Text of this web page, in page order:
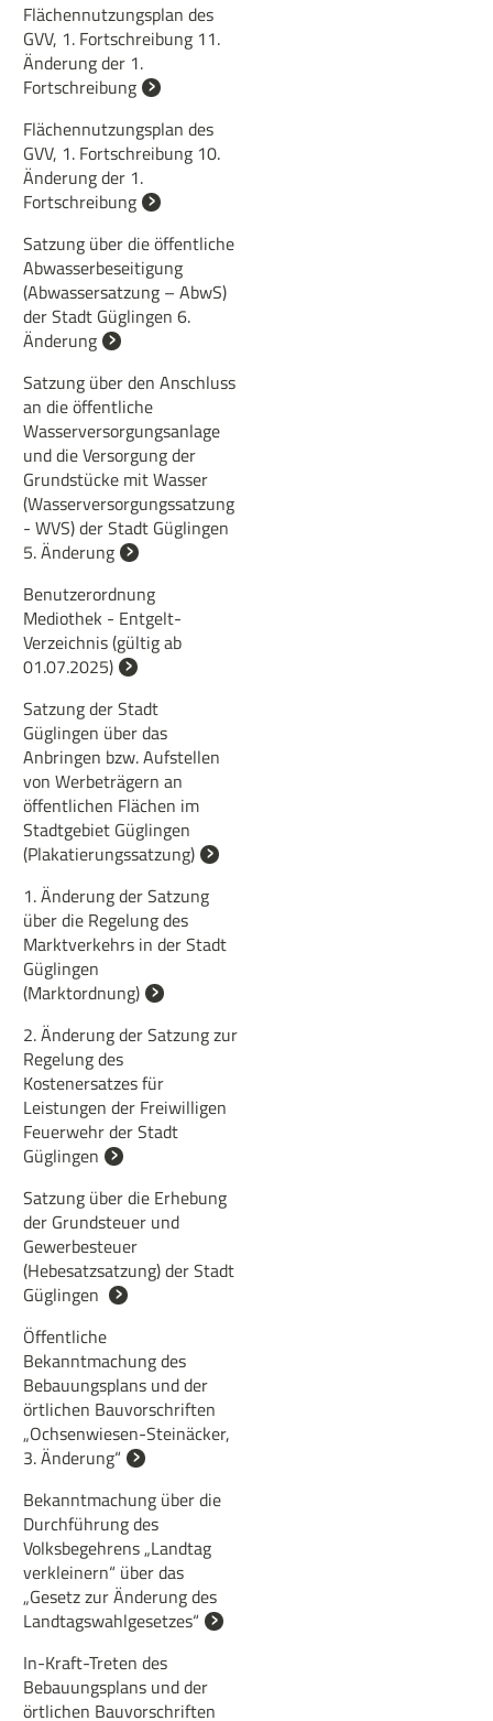
Flächennutzungsplan des
GVV, 1. Fortschreibung 11.
Änderung der 1.
Fortschreibung
Flächennutzungsplan des
GVV, 1. Fortschreibung 10.
Änderung der 1.
Fortschreibung
Satzung über die öffentliche
Abwasserbeseitigung
(Abwassersatzung – AbwS)
der Stadt Güglingen 6.
Änderung
Satzung über den Anschluss
an die öffentliche
Wasserversorgungsanlage
und die Versorgung der
Grundstücke mit Wasser
(Wasserversorgungssatzung
- WVS) der Stadt Güglingen
5. Änderung
Benutzerordnung
Mediothek - Entgelt-
Verzeichnis (gültig ab
01.07.2025)
Satzung der Stadt
Güglingen über das
Anbringen bzw. Aufstellen
von Werbeträgern an
öffentlichen Flächen im
Stadtgebiet Güglingen
(Plakatierungssatzung)
1. Änderung der Satzung
über die Regelung des
Marktverkehrs in der Stadt
Güglingen
(Marktordnung)
2. Änderung der Satzung zur
Regelung des
Kostenersatzes für
Leistungen der Freiwilligen
Feuerwehr der Stadt
Güglingen
Satzung über die Erhebung
der Grundsteuer und
Gewerbesteuer
(Hebesatzsatzung) der Stadt
Güglingen
Öffentliche
Bekanntmachung des
Bebauungsplans und der
örtlichen Bauvorschriften
„Ochsenwiesen-Steinäcker,
3. Änderung“
Bekanntmachung über die
Durchführung des
Volksbegehrens „Landtag
verkleinern“ über das
„Gesetz zur Änderung des
Landtagswahlgesetzes“
In-Kraft-Treten des
Bebauungsplans und der
örtlichen Bauvorschriften